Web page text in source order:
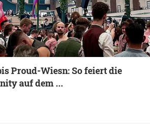
Proud-Wiesn: So feiert die
auf dem ...